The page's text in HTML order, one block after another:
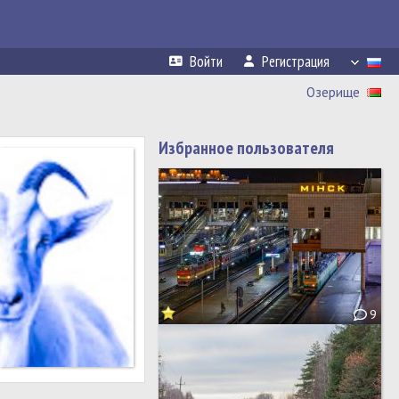
Войти Регистрация
Озерище
Избранное пользователя
9